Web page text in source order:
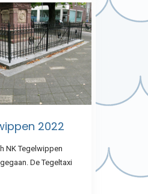
2022
NK Tegelwippen
De Tegeltaxi